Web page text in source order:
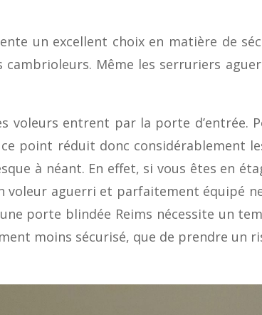
un excellent choix en matière de
cambrioleurs. Même les serruriers
voleurs entrent par la porte d’entrée.
point réduit donc considérablement
à néant. En effet, si vous êtes en
voleur aguerri et parfaitement équipé
porte blindée Reims nécessite un
moins sécurisé, que de prendre un